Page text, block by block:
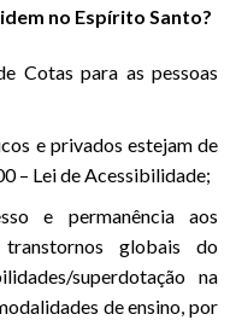
no Espírito Santo?
Cotas para as pessoas
e privados estejam de
– Lei de Acessibilidade;
e permanência aos
globais do
superdotação na
de ensino, por